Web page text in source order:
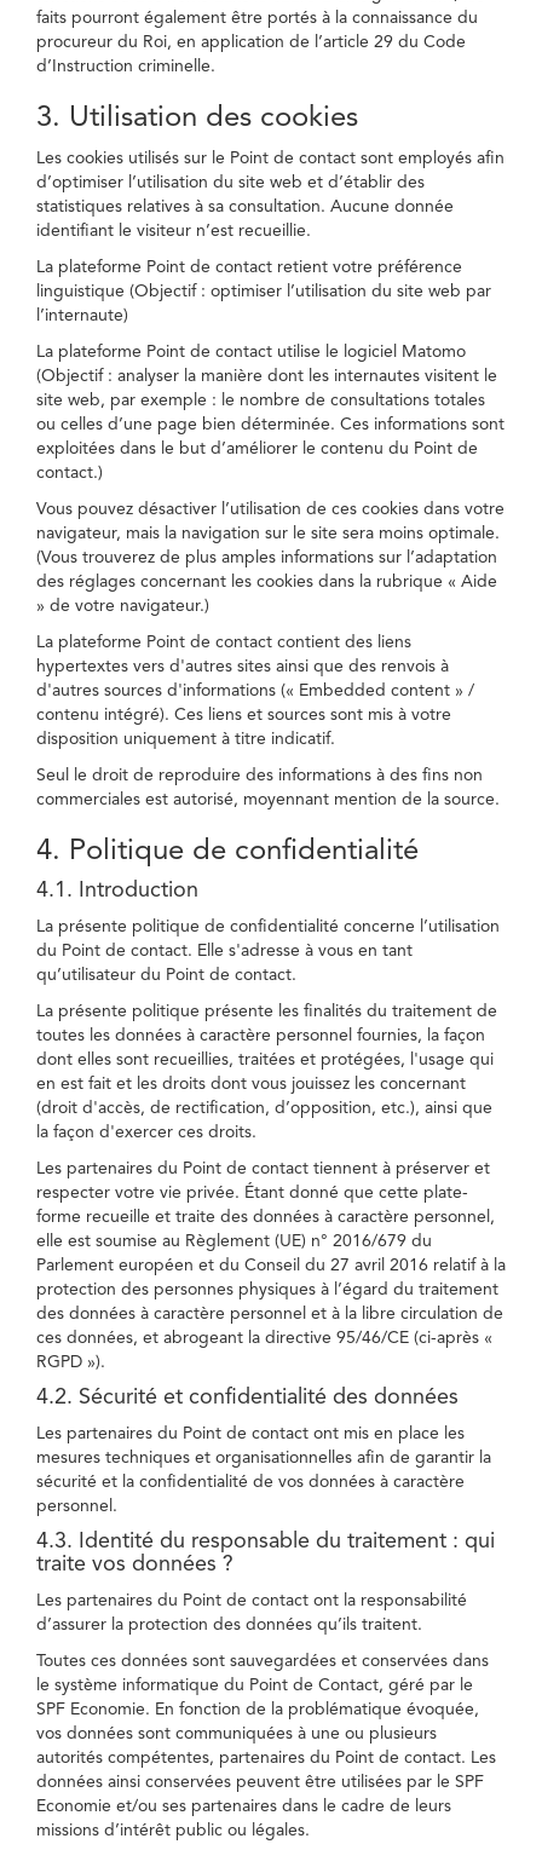
faits pourront également être portés à la connaissance du
procureur du Roi, en application de l’article 29 du Code
d’Instruction criminelle.
3. Utilisation des cookies
Les cookies utilisés sur le Point de contact sont employés afin
d’optimiser l’utilisation du site web et d’établir des
statistiques relatives à sa consultation. Aucune donnée
identifiant le visiteur n’est recueillie.
La plateforme Point de contact retient votre préférence
linguistique (Objectif : optimiser l’utilisation du site web par
l’internaute)
La plateforme Point de contact utilise le logiciel Matomo
(Objectif : analyser la manière dont les internautes visitent le
site web, par exemple : le nombre de consultations totales
ou celles d’une page bien déterminée. Ces informations sont
exploitées dans le but d’améliorer le contenu du Point de
contact.)
Vous pouvez désactiver l’utilisation de ces cookies dans votre
navigateur, mais la navigation sur le site sera moins optimale.
(Vous trouverez de plus amples informations sur l’adaptation
des réglages concernant les cookies dans la rubrique « Aide
» de votre navigateur.)
La plateforme Point de contact contient des liens
hypertextes vers d'autres sites ainsi que des renvois à
d'autres sources d'informations (« Embedded content » /
contenu intégré). Ces liens et sources sont mis à votre
disposition uniquement à titre indicatif.
Seul le droit de reproduire des informations à des fins non
commerciales est autorisé, moyennant mention de la source.
4. Politique de confidentialité
4.1. Introduction
La présente politique de confidentialité concerne l’utilisation
du Point de contact. Elle s'adresse à vous en tant
qu’utilisateur du Point de contact.
La présente politique présente les finalités du traitement de
toutes les données à caractère personnel fournies, la façon
dont elles sont recueillies, traitées et protégées, l'usage qui
en est fait et les droits dont vous jouissez les concernant
(droit d'accès, de rectification, d’opposition, etc.), ainsi que
la façon d'exercer ces droits.
Les partenaires du Point de contact tiennent à préserver et
respecter votre vie privée. Étant donné que cette plate-
forme recueille et traite des données à caractère personnel,
elle est soumise au Règlement (UE) n° 2016/679 du
Parlement européen et du Conseil du 27 avril 2016 relatif à la
protection des personnes physiques à l’égard du traitement
des données à caractère personnel et à la libre circulation de
ces données, et abrogeant la directive 95/46/CE (ci-après «
RGPD »).
4.2. Sécurité et confidentialité des données
Les partenaires du Point de contact ont mis en place les
mesures techniques et organisationnelles afin de garantir la
sécurité et la confidentialité de vos données à caractère
personnel.
4.3. Identité du responsable du traitement : qui
traite vos données ?
Les partenaires du Point de contact ont la responsabilité
d’assurer la protection des données qu’ils traitent.
Toutes ces données sont sauvegardées et conservées dans
le système informatique du Point de Contact, géré par le
SPF Economie. En fonction de la problématique évoquée,
vos données sont communiquées à une ou plusieurs
autorités compétentes, partenaires du Point de contact. Les
données ainsi conservées peuvent être utilisées par le SPF
Economie et/ou ses partenaires dans le cadre de leurs
missions d’intérêt public ou légales.